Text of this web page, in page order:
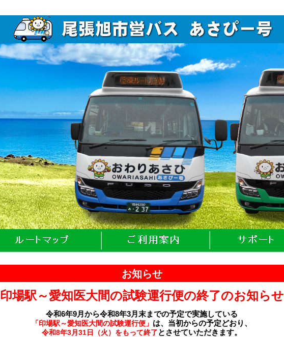
お知らせ
印場駅～愛知医大間の試験運行便の終了のお知らせ
令和6年9月から令和8年3月末までの予定で実施している
「印場駅～愛知医大間の試験運行便」 は、当初からの予定どおり、
令和8年3月31日（火）をもって終了とさせていただきます。